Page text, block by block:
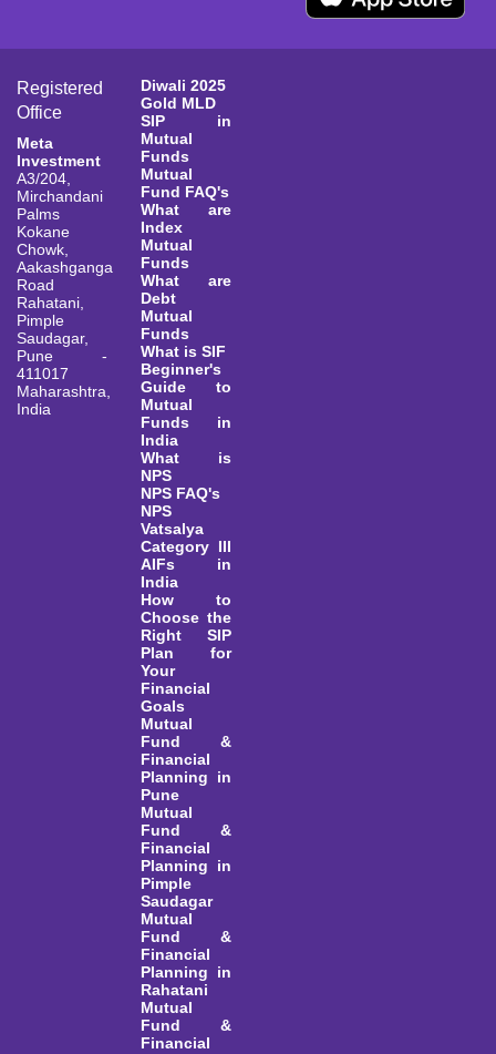
Registered
Office
Meta
Investment
A3/204,
Mirchandani
Palms
Kokane
Chowk,
Aakashganga
Road
Rahatani,
Pimple
Saudagar,
Pune -
411017
Maharashtra,
India
Diwali 2025
Gold MLD
SIP in
Mutual
Funds
Mutual
Fund FAQ's
What are
Index
Mutual
Funds
What are
Debt
Mutual
Funds
What is SIF
Beginner's
Guide to
Mutual
Funds in
India
What is
NPS
NPS FAQ's
NPS
Vatsalya
Category III
AIFs in
India
How to
Choose the
Right SIP
Plan for
Your
Financial
Goals
Mutual
Fund &
Financial
Planning in
Pune
Mutual
Fund &
Financial
Planning in
Pimple
Saudagar
Mutual
Fund &
Financial
Planning in
Rahatani
Mutual
Fund &
Financial